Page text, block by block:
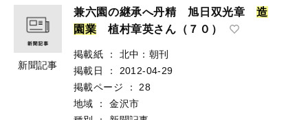
新聞記事
兼六園の継承へ丹精 旭日双光章造
園業 植村章英さん（７０）
掲載紙 ：
北中：朝刊
掲載日
：
2012-04-29
掲載ページ
：
28
地域
：
金沢市